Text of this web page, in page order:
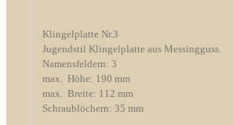
Klingelplatte Nr.3
Jugendstil Klingelplatte aus Messingguss.
Namensfeldern: 3
max. Höhe: 190 mm
max. Breite: 112 mm
Schraublöchern: 35 mm